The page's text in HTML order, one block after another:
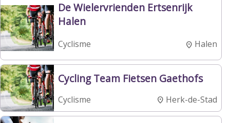
De Wielervrienden Ertsenrijk
Halen
Cyclisme Halen
Cycling Team Fietsen Gaethofs
Cyclisme Herk-de-Stad